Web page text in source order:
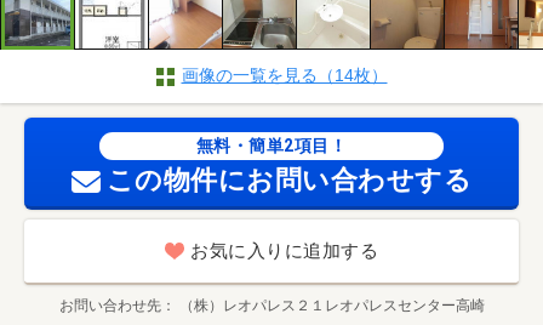
画像の一覧を見る（14枚）
無料・簡単2項目！
この物件にお問い合わせする
お気に入りに追加する
お問い合わせ先 （株）レオパレス２１レオパレスセンター高崎